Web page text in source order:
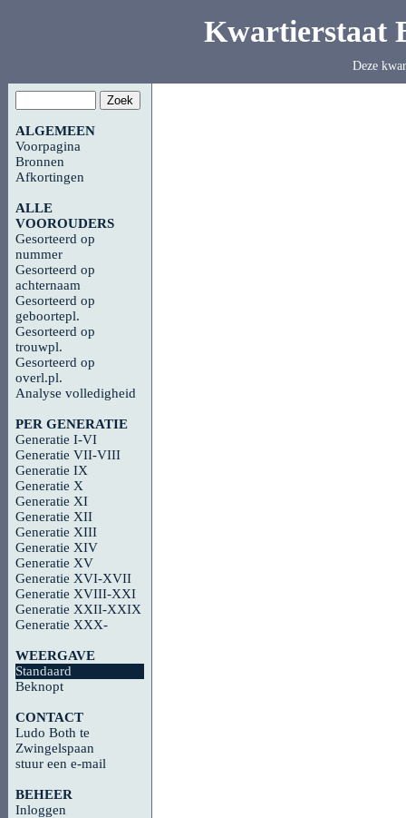
Kwartierstaat
Deze
ALGEMEEN
Voorpagina
Bronnen
Afkortingen
ALLE
VOOROUDERS
Gesorteerd op
nummer
Gesorteerd op
achternaam
Gesorteerd op
geboortepl.
Gesorteerd op
trouwpl.
Gesorteerd op
overl.pl.
Analyse volledigheid
PER GENERATIE
Generatie I-VI
Generatie VII-VIII
Generatie IX
Generatie X
Generatie XI
Generatie XII
Generatie XIII
Generatie XIV
Generatie XV
Generatie XVI-XVII
Generatie XVIII-XXI
Generatie XXII-XXIX
Generatie XXX-
WEERGAVE
Standaard
Beknopt
CONTACT
Ludo Both te
Zwingelspaan
stuur een e-mail
BEHEER
Inloggen